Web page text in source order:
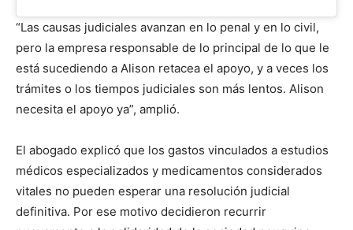
“Las causas judiciales avanzan en lo penal y en lo civil,
pero la empresa responsable de lo principal de lo que le
está sucediendo a Alison retacea el apoyo, y a veces los
trámites o los tiempos judiciales son más lentos. Alison
necesita el apoyo ya”, amplió.
El abogado explicó que los gastos vinculados a estudios
médicos especializados y medicamentos considerados
vitales no pueden esperar una resolución judicial
definitiva. Por ese motivo decidieron recurrir